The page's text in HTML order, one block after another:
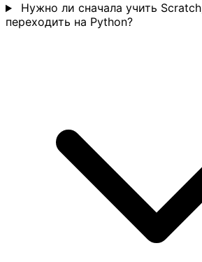
Нужно ли сначала учить
переходить на Python?